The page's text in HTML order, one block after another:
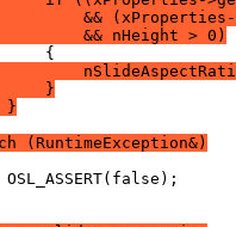
&&
&& nHeight > 0)
}
}
(RuntimeException&)